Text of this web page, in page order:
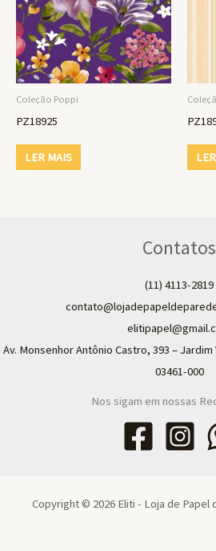
Coleção Poppi
PZ18925
LER MAIS
Contatos
(11) 4113-2819
Av. Monsenhor Antônio Castro, 393 – Jardim
03461-000
Nos sigam em nossas
Copyright © 2026 Eliti - Loja de Papel